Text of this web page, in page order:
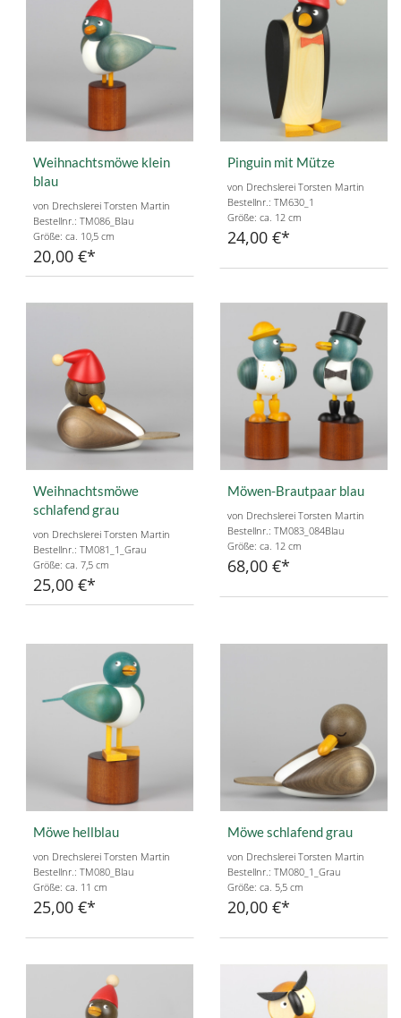
Weihnachtsmöwe klein
blau
von Drechslerei Torsten Martin
Bestellnr.: TM086_Blau
Größe: ca. 10,5 cm
20,00 €
Pinguin mit Mütze
von Drechslerei Torsten Martin
Bestellnr.: TM630_1
Größe: ca. 12 cm
24,00 €
Weihnachtsmöwe
schlafend grau
von Drechslerei Torsten Martin
Bestellnr.: TM081_1_Grau
Größe: ca. 7,5 cm
25,00 €
Möwen-Brautpaar blau
von Drechslerei Torsten Martin
Bestellnr.: TM083_084Blau
Größe: ca. 12 cm
68,00 €
Möwe hellblau
von Drechslerei Torsten Martin
Bestellnr.: TM080_Blau
Größe: ca. 11 cm
25,00 €
Möwe schlafend grau
von Drechslerei Torsten Martin
Bestellnr.: TM080_1_Grau
Größe: ca. 5,5 cm
20,00 €